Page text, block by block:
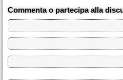
Commenta o partecipa alla